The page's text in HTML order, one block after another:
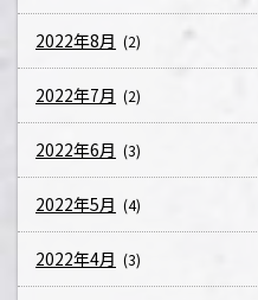
2022年8月 (2)
2022年7月 (2)
2022年6月 (3)
2022年5月 (4)
2022年4月 (3)